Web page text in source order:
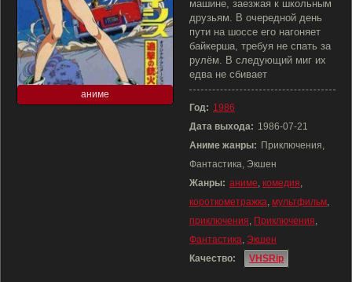
аниме
машине, заезжая к школьным
друзьям. В очередной день
пути на шоссе его нагоняет
байкерша, требуя не спать за
рулём. В следующий миг их
едва не сбивает
Год: 1986
Дата выхода: 1986-07-21
Аниме жанры: Приключения,
Фантастика, Экшен
Жанры: аниме, комедия,
короткометражка, мультфильм,
приключения, Приключения,
Фантастика, Экшен
Качество:
VHSRip